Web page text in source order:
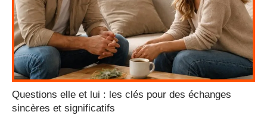
Questions elle et lui : les clés pour des échanges
sincères et significatifs